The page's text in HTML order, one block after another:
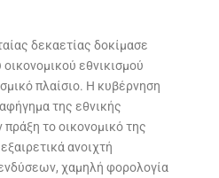
δεκαετίας δοκίμασε
εθνικισμού
πλαίσιο. Η κυβέρνηση
της εθνικής
το οικονομικό της
ανοιχτή
χαμηλή φορολογία